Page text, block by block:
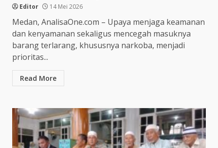
Editor 14 Mei 2026
Medan, AnalisaOne.com – Upaya menjaga keamanan
dan kenyamanan sekaligus mencegah masuknya
barang terlarang, khususnya narkoba, menjadi
prioritas...
Read More